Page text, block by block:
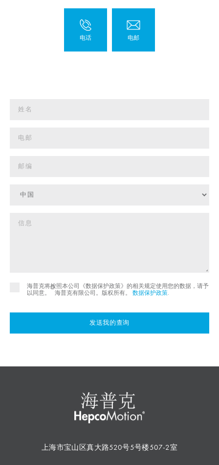
海普克将按照本公司《数据保护政策》的相关规定使用您的数据，请予
以同意。
©
海普克有限公司。版权所有。 数据保护政策
发送我的查询
上海市宝山区真大路520号5号楼507-2室